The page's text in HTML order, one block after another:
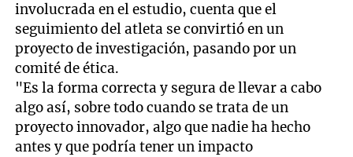
involucrada en el estudio, cuenta que el
seguimiento del atleta se convirtió en un
proyecto de investigación, pasando por un
comité de ética.
"Es la forma correcta y segura de llevar a cabo
algo así, sobre todo cuando se trata de un
proyecto innovador, algo que nadie ha hecho
antes y que podría tener un impacto